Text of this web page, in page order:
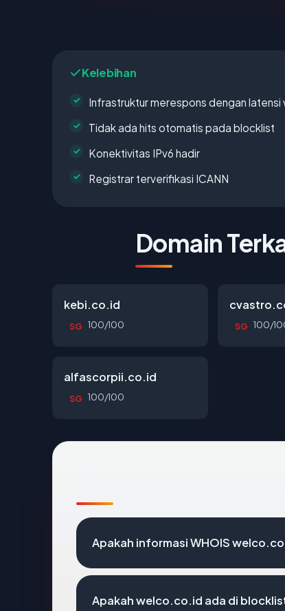
Kelebihan
Infrastruktur merespons dengan latensi
Tidak ada hits otomatis pada blocklist
Konektivitas IPv6 hadir
Registrar terverifikasi ICANN
Domain
kebi.co.id
SG 100/100 SG 100/
alfascorpii.co.id
SG 100/100
Apakah informasi WHOIS
Apakah welco.co.id ada di